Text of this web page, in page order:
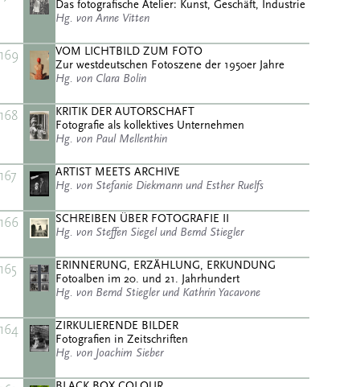
Das fotografische Atelier: Kunst, Geschäft, Industrie
Hg. von Anne Vitten
169
VOM LICHTBILD ZUM FOTO
Zur westdeutschen Fotoszene der 1950er Jahre
Hg. von Clara Bolin
168
KRITIK DER AUTORSCHAFT
Fotografie als kollektives Unternehmen
Hg. von Paul Mellenthin
167
ARTIST MEETS ARCHIVE
Hg. von Stefanie Diekmann und Esther Ruelfs
166
SCHREIBEN ÜBER FOTOGRAFIE II
Hg. von Steffen Siegel und Bernd Stiegler
165
ERINNERUNG, ERZÄHLUNG, ERKUNDUNG
Fotoalben im 20. und 21. Jahrhundert
Hg. von Bernd Stiegler und Kathrin Yacavone
164
ZIRKULIERENDE BILDER
Fotografien in Zeitschriften
Hg. von Joachim Sieber